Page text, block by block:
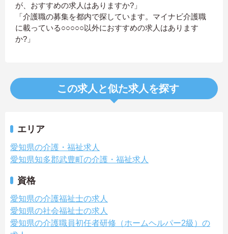
が、おすすめの求人はありますか?」
「介護職の募集を都内で探しています。マイナビ介護職
に載っている○○○○○以外におすすめの求人はあります
か?」
この求人と似た求人を探す
エリア
愛知県の介護・福祉求人
愛知県知多郡武豊町の介護・福祉求人
資格
愛知県の介護福祉士の求人
愛知県の社会福祉士の求人
愛知県の介護職員初任者研修（ホームヘルパー2級）の